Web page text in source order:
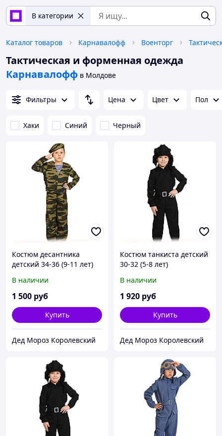
В категории
Каталог товаров Карнавалофф Военторг
Тактическая и форменная одежда
Карнавалофф в Молдове
Фильтры Цена Цвет Пол
Хаки Синий Черный
Костюм десантника
детский 34-36 (9-11 лет)
В наличии
1 500 руб
Купить
Дед Мороз Королевский
Костюм танкиста детский
30-32 (5-8 лет)
В наличии
1 920 руб
Купить
Дед Мороз Королевский